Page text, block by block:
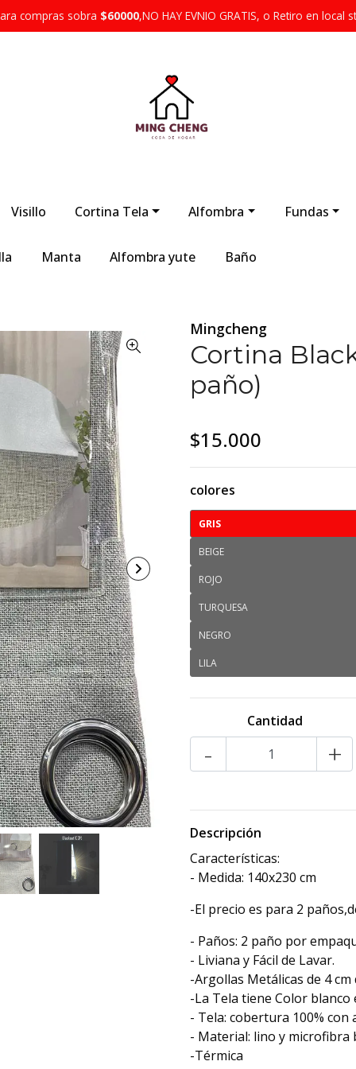
compras sobra $60000,NO HAY EVNIO GRATIS, o Retiro en local
Visillo Cortina Tela Alfombra Fundas
Manta Alfombra yute Baño
Mingcheng
Cortina
paño)
$15.000
colores
GRIS
BEIGE
ROJO
TURQUESA
NEGRO
LILA
Cantidad
- +
Descripción
Características:
- Medida: 140x230 cm
-El precio es para 2
- Paños: 2 paño por
- Liviana y Fácil de Lavar.
-Argollas Metálicas de 4
-La Tela tiene Color
- Tela: cobertura 100%
- Material: lino y microfibra
-Térmica